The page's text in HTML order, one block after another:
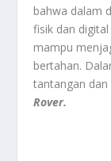
bahwa dalam
fisik dan
mampu
bertahan.
tantangan
Rover.